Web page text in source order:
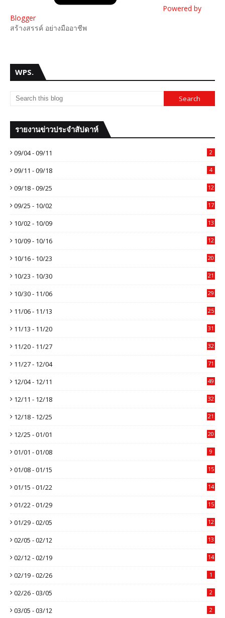
Powered by
Blogger
สร้างสรรค์ อย่างมืออาชีพ
WPS.
รายงานข่าวประจำสัปดาห์
09/04 - 09/11 2
09/11 - 09/18 4
09/18 - 09/25 12
09/25 - 10/02 17
10/02 - 10/09 13
10/09 - 10/16 12
10/16 - 10/23 20
10/23 - 10/30 21
10/30 - 11/06 29
11/06 - 11/13 25
11/13 - 11/20 31
11/20 - 11/27 32
11/27 - 12/04 71
12/04 - 12/11 49
12/11 - 12/18 32
12/18 - 12/25 21
12/25 - 01/01 20
01/01 - 01/08 9
01/08 - 01/15 15
01/15 - 01/22 14
01/22 - 01/29 15
01/29 - 02/05 12
02/05 - 02/12 13
02/12 - 02/19 14
02/19 - 02/26 1
02/26 - 03/05 2
03/05 - 03/12 2